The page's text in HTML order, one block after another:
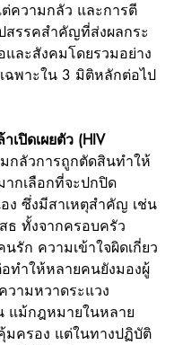
ความกลัว และการตี
สรรคสำคัญที่ส่งผลกระ
และสังคมโดยรวมอย่าง
ฉพาะใน 3 มิติหลักต่อไป
เปิดเผยตัว (HIV
กลัวการถูกตัดสินทำให้
ากเลือกที่จะปกปิด
ง ซึ่งมีสาเหตุสำคัญ เช่น
ธ ทั้งจากครอบครัว
รัก ความเข้าใจผิดเกี่ยว
ทำให้หลายคนยังมองผู้
วามหวาดระแวง
แม้กฎหมายในหลาย
มครอง แต่ในทางปฏิบัติ